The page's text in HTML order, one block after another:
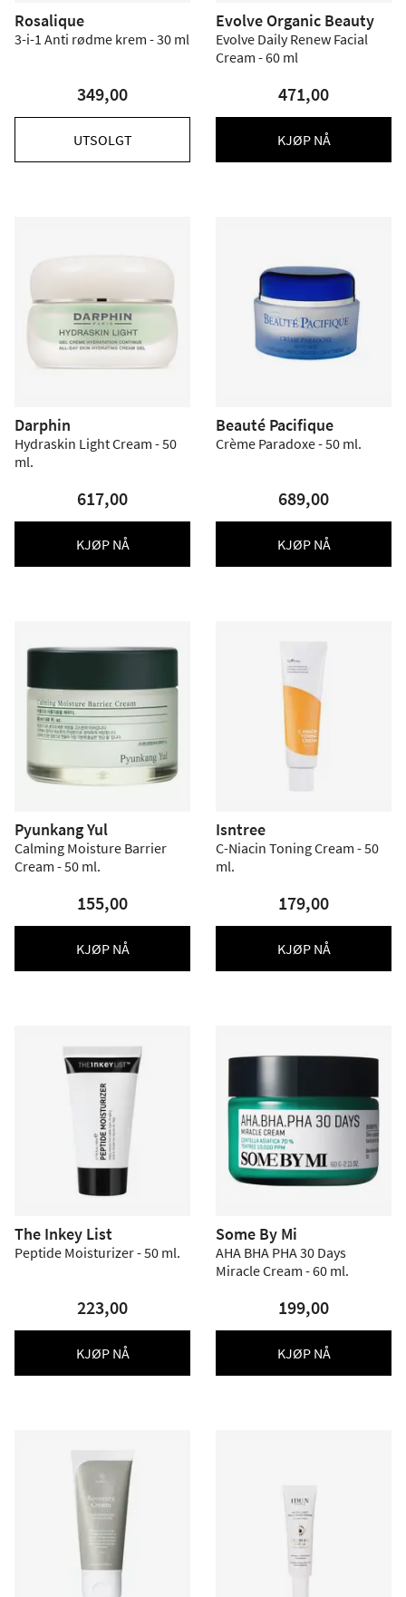
Rosalique
3-i-1 Anti rødme krem - 30 ml
349,00
UTSOLGT
Evolve Organic Beauty
Evolve Daily Renew Facial
Cream - 60 ml
471,00
KJØP NÅ
Darphin
Hydraskin Light Cream - 50
ml.
617,00
KJØP NÅ
Beauté Pacifique
Crème Paradoxe - 50 ml.
689,00
KJØP NÅ
Pyunkang Yul
Calming Moisture Barrier
Cream - 50 ml.
155,00
KJØP NÅ
Isntree
C-Niacin Toning Cream - 50
ml.
179,00
KJØP NÅ
The Inkey List
Peptide Moisturizer - 50 ml.
223,00
KJØP NÅ
Some By Mi
AHA BHA PHA 30 Days
Miracle Cream - 60 ml.
199,00
KJØP NÅ